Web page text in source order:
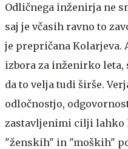
Odličnega inženirja ne
saj je včasih ravno to
je prepričana
izbora za inženirko leta,
da to velja tudi širše.
odločnostjo,
zastavljenimi cilji lahko
"ženskih" in "moških"